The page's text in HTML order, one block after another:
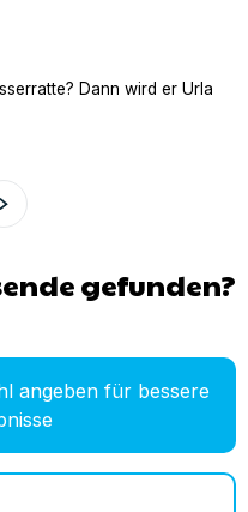
Dann wird er
gefunden?
angeben für bessere